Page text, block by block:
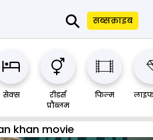
⚲ सब्सक्राइब
सेक्स
रीडर्स
प्रौब्लम
फिल्म
khan movie